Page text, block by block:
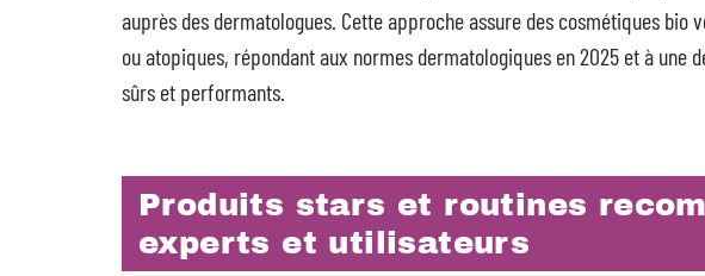
auprès des dermatologues. Cette approche assure des cosmétiques bio
ou atopiques, répondant aux normes dermatologiques en 2025 et à une
sûrs et performants.
Produits stars et routines
experts et utilisateurs